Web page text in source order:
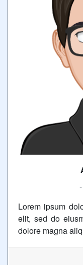
Lorem ipsum
elit, sed do
dolore magna